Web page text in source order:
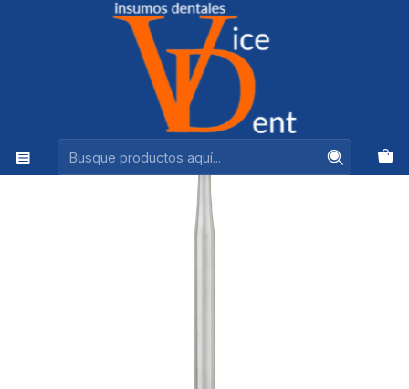
Ventas +56944575313
FRESAS Y PULIDO
FRESA CARBIDE P/M 701L FISURA